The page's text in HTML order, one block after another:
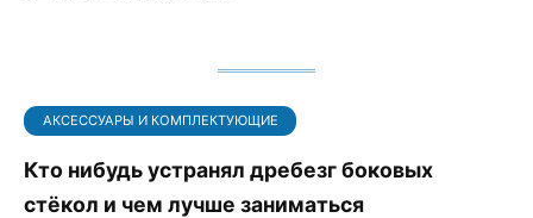
АКСЕССУАРЫ И КОМПЛЕКТУЮЩИЕ
Кто нибудь устранял дребезг боковых
стёкол и чем лучше заниматься